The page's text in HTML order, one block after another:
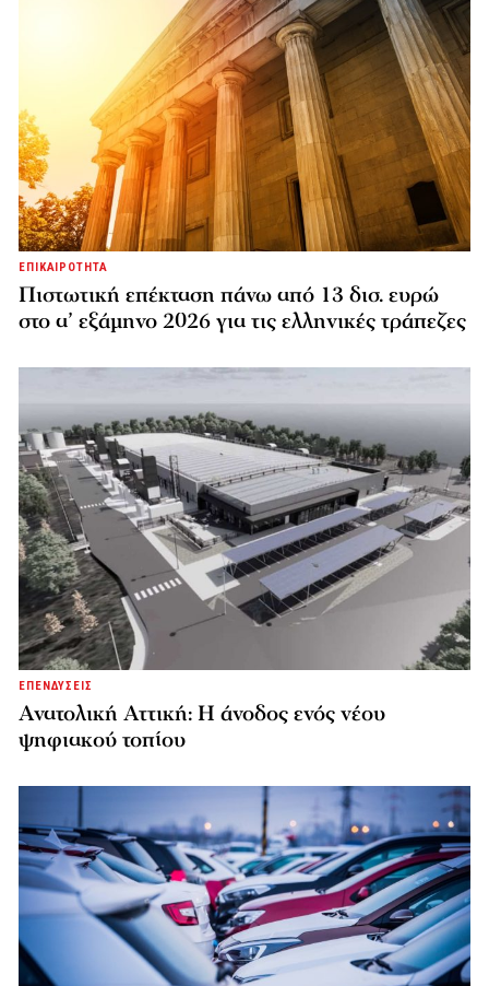
ΕΠΙΚΑΙΡΟΤΗΤΑ
Πιστωτική επέκταση πάνω από 13 δισ. ευρώ
στο α’ εξάμηνο 2026 για τις ελληνικές τράπεζες
ΕΠΕΝΔΥΣΕΙΣ
Ανατολική Αττική: Η άνοδος ενός νέου
ψηφιακού τοπίου